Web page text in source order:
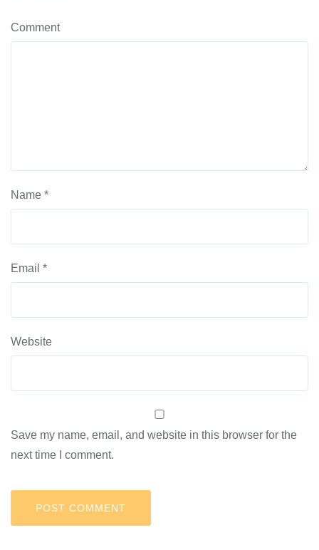
Comment
Name *
Email *
Website
Save my name, email, and website in this browser for the
next time I comment.